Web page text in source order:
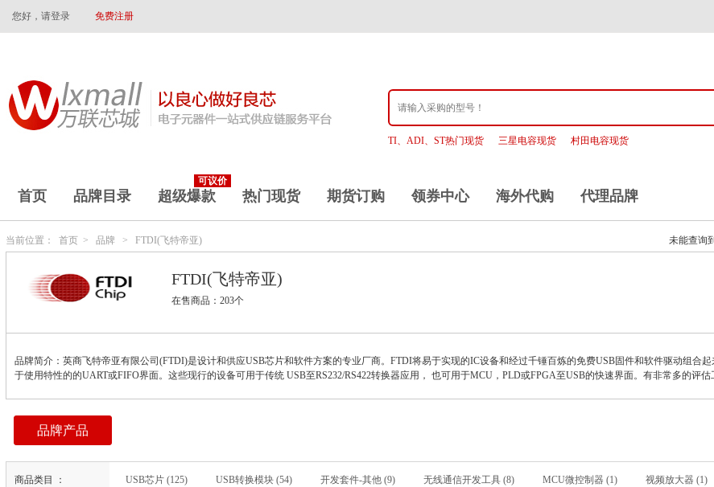
您好，请登录 免费注册
TI、ADI、ST热门现货 三星电容现货 村田电容现货
首页 品牌目录
可议价
超级爆款 热门现货 期货订购 领券中心 海外代购 代理品牌
当前位置： 首页 > 品牌 > FTDI(飞特帝亚) 未能查询
FTDI(飞特帝亚)
在售商品：203个
品牌简介：英商飞特帝亚有限公司(FTDI)是设计和供应USB芯片和软件方案的专业厂商。FTDI将易于实现的IC设备和经过千锤百炼的免费USB固件和软件驱动组合
于使用特性的的UART或FIFO界面。这些现行的设备可用于传统 USB至RS232/RS422转换器应用， 也可用于MCU，PLD或FPGA至USB的快速界面。有非常多的评
品牌产品
商品类目 ： USB芯片 (125) USB转换模块 (54) 开发套件-其他 (9) 无线通信开发工具 (8) MCU微控制器 (1) 视频放大器 (1)